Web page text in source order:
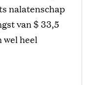
nalatenschap
van $ 33,5
heel